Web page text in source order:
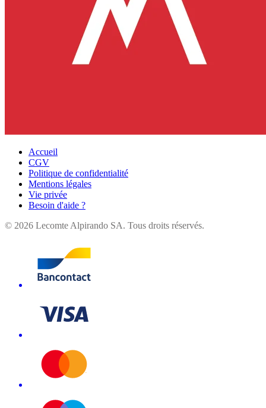
Accueil
CGV
Politique de confidentialité
Mentions légales
Vie privée
Besoin d'aide ?
© 2026 Lecomte Alpirando SA. Tous droits réservés.